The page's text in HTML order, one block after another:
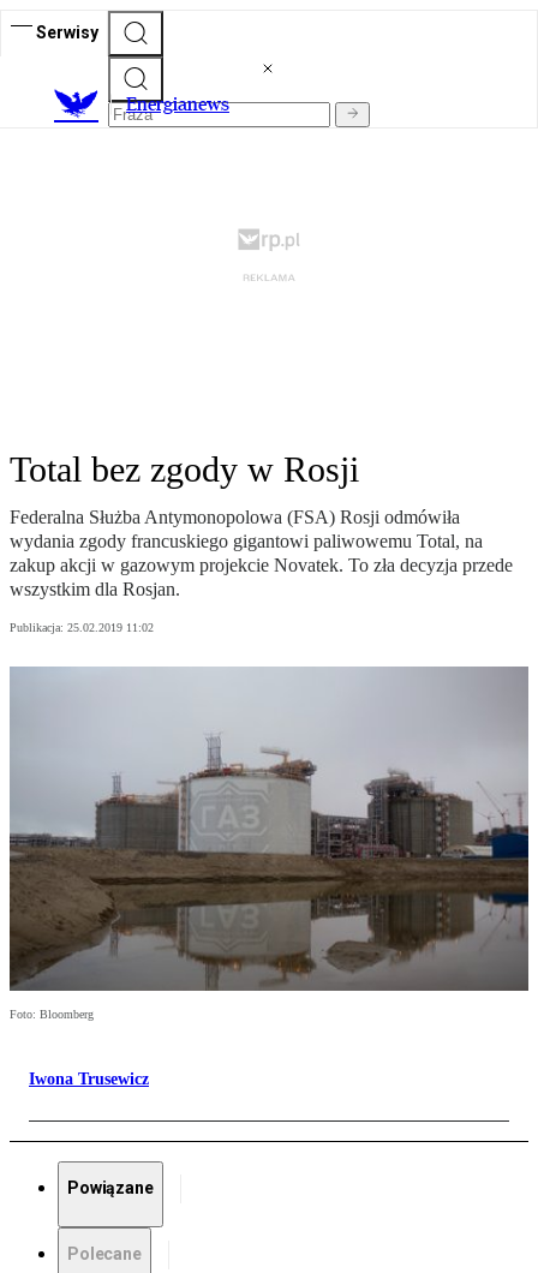
Serwisy
Energianews
Total bez zgody w Rosji
Federalna Służba Antymonopolowa (FSA) Rosji odmówiła
wydania zgody francuskiego gigantowi paliwowemu Total, na
zakup akcji w gazowym projekcie Novatek. To zła decyzja przede
wszystkim dla Rosjan.
Publikacja: 25.02.2019 11:02
Foto: Bloomberg
Iwona Trusewicz
Powiązane
Polecane